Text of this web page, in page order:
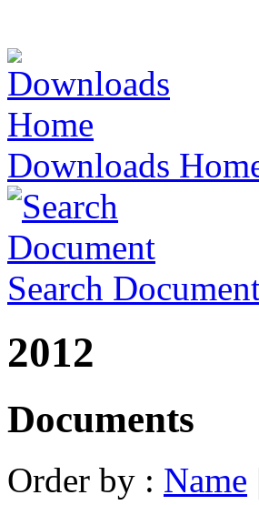
Downloads
Search
2012
Documents
Order by : Name